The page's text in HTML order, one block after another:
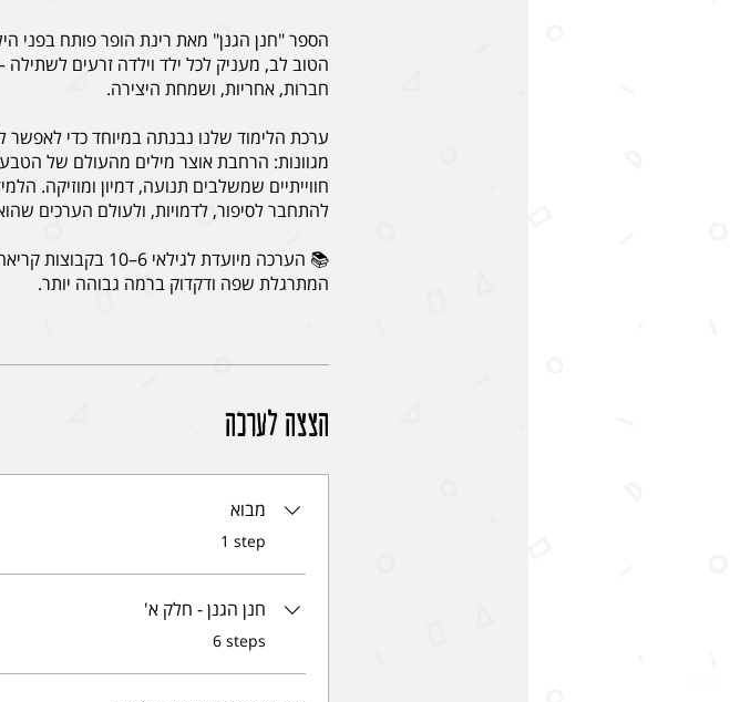
הספר "חנן הגנן" מאת רינת הופר פותח בפני
הטוב לב, מעניק לכל ילד וילדה זרעים
ערכת הלימוד שלנו נבנתה במיוחד כדי לאפשר
מגוונות: הרחבת אוצר מילים מהעולם של
חווייתיים שמשלבים תנועה, דמיון ומוזיקה.
📚 הערכה מיועדת
המתרגלת שפה ודקדוק ברמה גבוהה יותר.
הצצה לערכה
מבוא
1 step
חנן הגנן - חלק א'
6 steps